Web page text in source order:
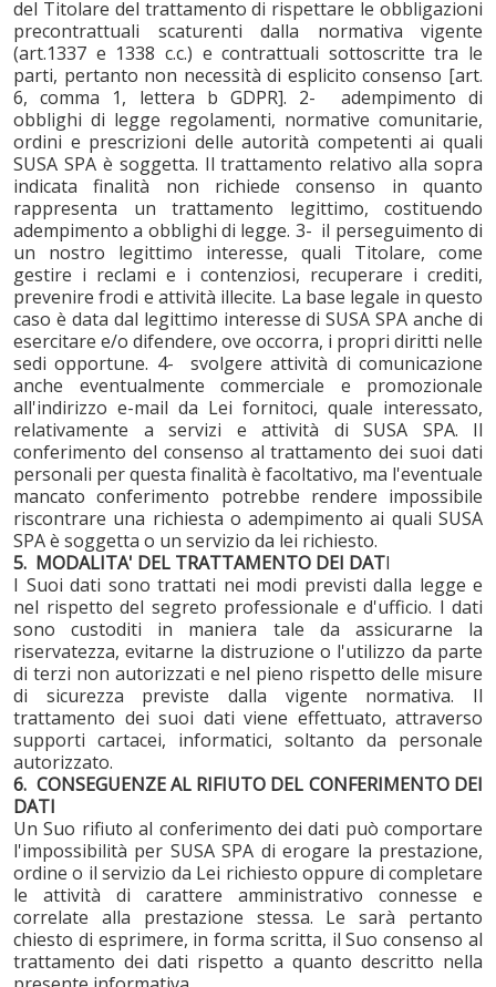
del Titolare del trattamento di rispettare le obbligazioni
precontrattuali scaturenti dalla normativa vigente
(art.1337 e 1338 c.c.) e contrattuali sottoscritte tra le
parti, pertanto non necessità di esplicito consenso [art.
6, comma 1, lettera b GDPR]. 2- adempimento di
obblighi di legge regolamenti, normative comunitarie,
ordini e prescrizioni delle autorità competenti ai quali
SUSA SPA è soggetta. Il trattamento relativo alla sopra
indicata finalità non richiede consenso in quanto
rappresenta un trattamento legittimo, costituendo
adempimento a obblighi di legge. 3- il perseguimento di
un nostro legittimo interesse, quali Titolare, come
gestire i reclami e i contenziosi, recuperare i crediti,
prevenire frodi e attività illecite. La base legale in questo
caso è data dal legittimo interesse di SUSA SPA anche di
esercitare e/o difendere, ove occorra, i propri diritti nelle
sedi opportune. 4- svolgere attività di comunicazione
anche eventualmente commerciale e promozionale
all'indirizzo e-mail da Lei fornitoci, quale interessato,
relativamente a servizi e attività di SUSA SPA. Il
conferimento del consenso al trattamento dei suoi dati
personali per questa finalità è facoltativo, ma l'eventuale
mancato conferimento potrebbe rendere impossibile
riscontrare una richiesta o adempimento ai quali SUSA
SPA è soggetta o un servizio da lei richiesto.
5. MODALITA' DEL TRATTAMENTO DEI DATI
I Suoi dati sono trattati nei modi previsti dalla legge e
nel rispetto del segreto professionale e d'ufficio. I dati
sono custoditi in maniera tale da assicurarne la
riservatezza, evitarne la distruzione o l'utilizzo da parte
di terzi non autorizzati e nel pieno rispetto delle misure
di sicurezza previste dalla vigente normativa. Il
trattamento dei suoi dati viene effettuato, attraverso
supporti cartacei, informatici, soltanto da personale
autorizzato.
6. CONSEGUENZE AL RIFIUTO DEL CONFERIMENTO DEI
DATI
Un Suo rifiuto al conferimento dei dati può comportare
l'impossibilità per SUSA SPA di erogare la prestazione,
ordine o il servizio da Lei richiesto oppure di completare
le attività di carattere amministrativo connesse e
correlate alla prestazione stessa. Le sarà pertanto
chiesto di esprimere, in forma scritta, il Suo consenso al
trattamento dei dati rispetto a quanto descritto nella